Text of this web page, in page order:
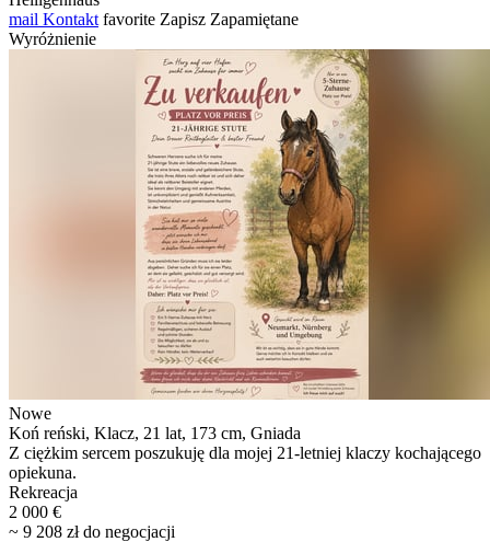
mail Kontakt favorite Zapisz Zapamiętane
Wyróżnienie
Nowe
Koń reński, Klacz, 21 lat, 173 cm, Gniada
Z ciężkim sercem poszukuję dla mojej 21-letniej klaczy kochającego
opiekuna.
Rekreacja
2 000 €
~ 9 208 zł do negocjacji